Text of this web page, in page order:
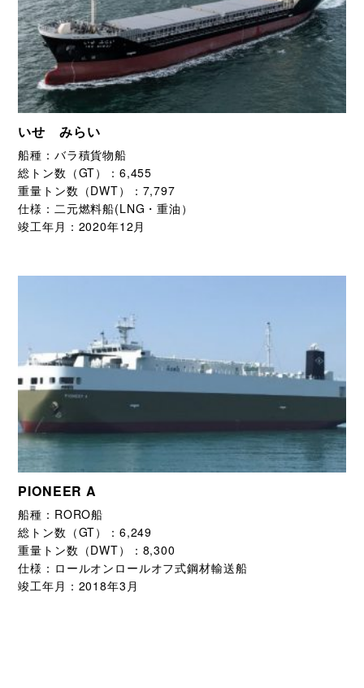
いせ みらい
船種： バラ積貨物船
総トン数（GT）： 6,455
重量トン数（DWT）： 7,797
仕様： 二元燃料船(LNG・重油）
竣工年月： 2020年12月
PIONEER A
船種： RORO船
総トン数（GT）： 6,249
重量トン数（DWT）： 8,300
仕様： ロールオンロールオフ式鋼材輸送船
竣工年月： 2018年3月